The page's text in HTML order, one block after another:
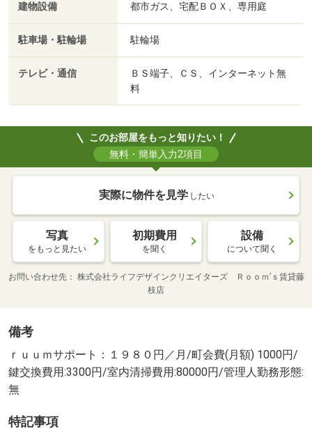
建物設備 都市ガス、宅配ＢＯＸ、専用庭
駐車場・駐輪場 駐輪場
テレビ・通信
ＢＳ端子、ＣＳ、インターネット無
料
このお部屋をもっと知りたい！
無料・簡単入力2項目
実際に物件を見学 したい
写真
をもっと見たい
初期費用
を聞く
設備
について聞く
お問い合わせ先
株式会社ライフデザインクリエイターズ Ｒｏｏｍ’ｓ賃貸藤
枝店
備考
ｒｕｕｍサポート：１９８０円／月/町会費(月額) 1000円/
鍵交換費用:3300円/室内清掃費用:80000円/管理人勤務形態:
無
特記事項